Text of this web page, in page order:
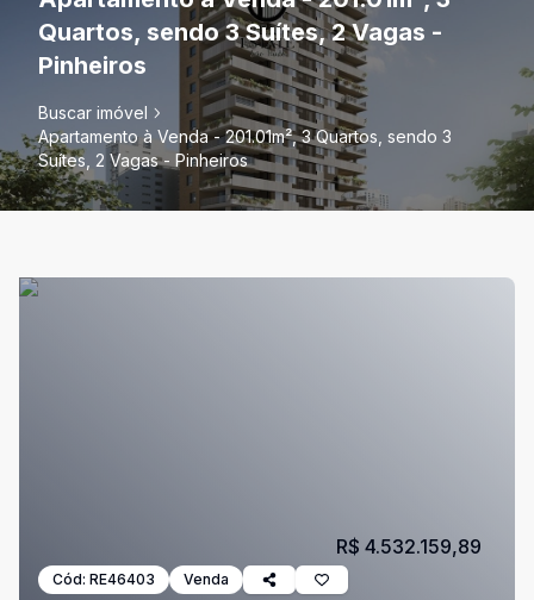
Quartos, sendo 3 Suítes, 2 Vagas -
Pinheiros
Buscar imóvel
Apartamento à Venda - 201.01m², 3 Quartos, sendo 3
Suítes, 2 Vagas - Pinheiros
Cód: RE46403 Venda
R$ 4.532.159,89